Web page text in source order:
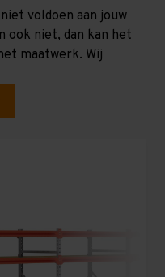
voldoen aan jouw
ook niet, dan kan het
maatwerk. Wij